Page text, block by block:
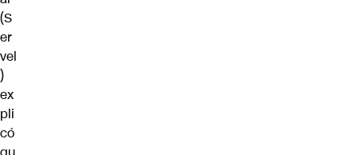
(S
er
vel
)
ex
pli
có